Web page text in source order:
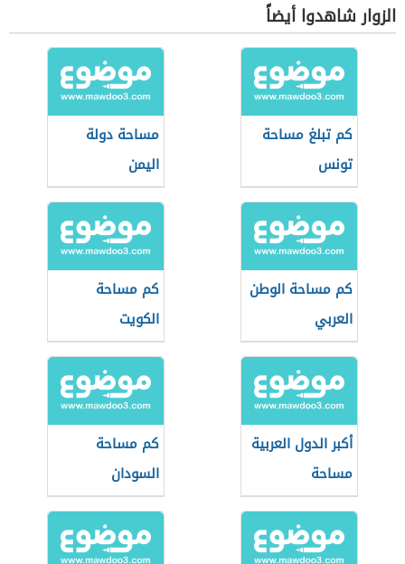
الزوار شاهدوا أيضاً
كم تبلغ مساحة
تونس
مساحة دولة
اليمن
كم مساحة الوطن
العربي
كم مساحة
الكويت
أكبر الدول العربية
مساحة
كم مساحة
السودان